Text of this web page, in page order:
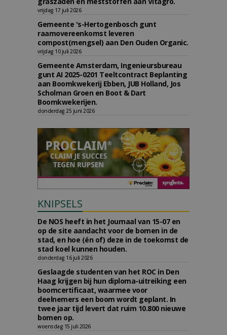
vrijdag 17 juli 2026
Gemeente 's-Hertogenbosch gunt
raamovereenkomst leveren
compost(mengsel) aan Den Ouden Organic.
vrijdag 10 juli 2026
Gemeente Amsterdam, Ingenieursbureau
gunt AI 2025-0201 Teeltcontract Beplanting
aan Boomkwekerij Ebben, JUB Holland, Jos
Scholman Groen en Boot & Dart
Boomkwekerijen.
donderdag 25 juni 2026
KNIPSELS
De NOS heeft in het Journaal van 15-07 en
op de site aandacht voor de bomen in de
stad, en hoe (én of) deze in de toekomst de
stad koel kunnen houden.
donderdag 16 juli 2026
Geslaagde studenten van het ROC in Den
Haag krijgen bij hun diploma-uitreiking een
boomcertificaat, waarmee voor
deelnemers een boom wordt geplant. In
twee jaar tijd levert dat ruim 10.800 nieuwe
bomen op.
woensdag 15 juli 2026